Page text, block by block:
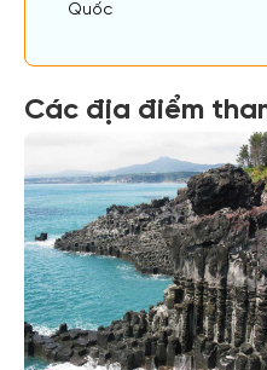
Quốc
Các địa điểm